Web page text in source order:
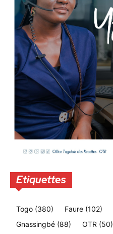
Etiquettes
Togo (380) Faure (102)
Gnassingbé (88) OTR (50)